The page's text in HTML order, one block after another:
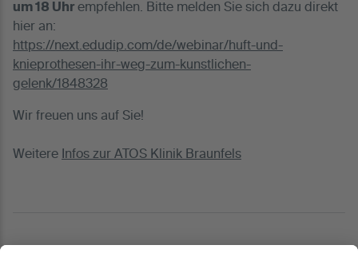
um 18 Uhr empfehlen. Bitte melden Sie sich dazu direkt
hier an:
https://next.edudip.com/de/webinar/huft-und-
knieprothesen-ihr-weg-zum-kunstlichen-
gelenk/1848328
Wir freuen uns auf Sie!
Weitere Infos zur ATOS Klinik Braunfels